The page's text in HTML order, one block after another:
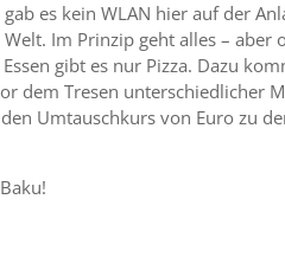
es kein WLAN hier auf der
Im Prinzip geht alles – aber
gibt es nur Pizza. Dazu
dem Tresen unterschiedlicher
Umtauschkurs von Euro zu